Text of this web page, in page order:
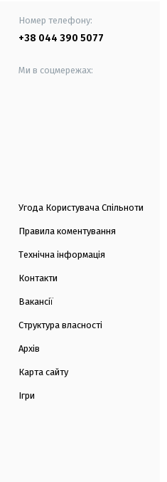
Номер телефону:
+38 044 390 5077
Ми в соцмережах:
Угода Користувача Спільноти
Правила коментування
Технічна інформація
Контакти
Вакансії
Структура власності
Архів
Карта сайту
Ігри